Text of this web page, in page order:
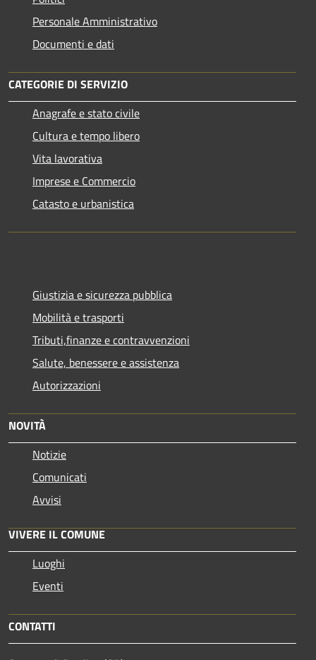
Personale Amministrativo
Documenti e dati
CATEGORIE DI SERVIZIO
Anagrafe e stato civile
Cultura e tempo libero
Vita lavorativa
Imprese e Commercio
Catasto e urbanistica
Giustizia e sicurezza pubblica
Mobilità e trasporti
Tributi,finanze e contravvenzioni
Salute, benessere e assistenza
Autorizzazioni
NOVITÀ
Notizie
Comunicati
Avvisi
VIVERE IL COMUNE
Luoghi
Eventi
CONTATTI